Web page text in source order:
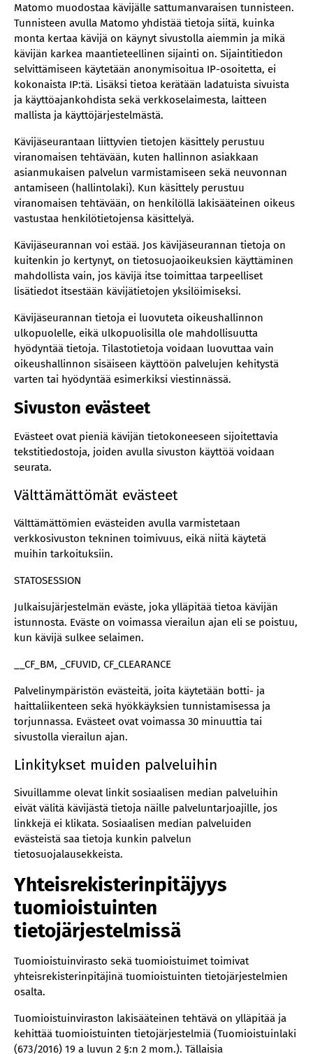
Matomo muodostaa kävijälle sattumanvaraisen tunnisteen.
Tunnisteen avulla Matomo yhdistää tietoja siitä, kuinka
monta kertaa kävijä on käynyt sivustolla aiemmin ja mikä
kävijän karkea maantieteellinen sijainti on. Sijaintitiedon
selvittämiseen käytetään anonymisoitua IP-osoitetta, ei
kokonaista IP:tä. Lisäksi tietoa kerätään ladatuista sivuista
ja käyttöajankohdista sekä verkkoselaimesta, laitteen
mallista ja käyttöjärjestelmästä.
Kävijäseurantaan liittyvien tietojen käsittely perustuu
viranomaisen tehtävään, kuten hallinnon asiakkaan
asianmukaisen palvelun varmistamiseen sekä neuvonnan
antamiseen (hallintolaki). Kun käsittely perustuu
viranomaisen tehtävään, on henkilöllä lakisääteinen oikeus
vastustaa henkilötietojensa käsittelyä.
Kävijäseurannan voi estää. Jos kävijäseurannan tietoja on
kuitenkin jo kertynyt, on tietosuojaoikeuksien käyttäminen
mahdollista vain, jos kävijä itse toimittaa tarpeelliset
lisätiedot itsestään kävijätietojen yksilöimiseksi.
Kävijäseurannan tietoja ei luovuteta oikeushallinnon
ulkopuolelle, eikä ulkopuolisilla ole mahdollisuutta
hyödyntää tietoja. Tilastotietoja voidaan luovuttaa vain
oikeushallinnon sisäiseen käyttöön palvelujen kehitystä
varten tai hyödyntää esimerkiksi viestinnässä.
Sivuston evästeet
Evästeet ovat pieniä kävijän tietokoneeseen sijoitettavia
tekstitiedostoja, joiden avulla sivuston käyttöä voidaan
seurata.
Välttämättömät evästeet
Välttämättömien evästeiden avulla varmistetaan
verkkosivuston tekninen toimivuus, eikä niitä käytetä
muihin tarkoituksiin.
STATOSESSION
Julkaisujärjestelmän eväste, joka ylläpitää tietoa kävijän
istunnosta. Eväste on voimassa vierailun ajan eli se poistuu,
kun kävijä sulkee selaimen.
__CF_BM, _CFUVID, CF_CLEARANCE
Palvelinympäristön evästeitä, joita käytetään botti- ja
haittaliikenteen sekä hyökkäyksien tunnistamisessa ja
torjunnassa. Evästeet ovat voimassa 30 minuuttia tai
sivustolla vierailun ajan.
Linkitykset muiden palveluihin
Sivuillamme olevat linkit sosiaalisen median palveluihin
eivät välitä kävijästä tietoja näille palveluntarjoajille, jos
linkkejä ei klikata. Sosiaalisen median palveluiden
evästeistä saa tietoja kunkin palvelun
tietosuojalausekkeista.
Yhteisrekisterinpitäjyys
tuomioistuinten
tietojärjestelmissä
Tuomioistuinvirasto sekä tuomioistuimet toimivat
yhteisrekisterinpitäjinä tuomioistuinten tietojärjestelmien
osalta.
Tuomioistuinviraston lakisääteinen tehtävä on ylläpitää ja
kehittää tuomioistuinten tietojärjestelmiä (Tuomioistuinlaki
(673/2016) 19 a luvun 2 §:n 2 mom.). Tällaisia